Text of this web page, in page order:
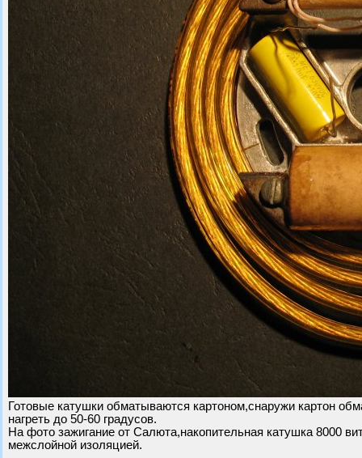
Готовые катушки обматываются картоном,снаружи картон
нагреть до 50-60 градусов.
На фото зажигание от Салюта,накопительная катушка 8000
межслойной изоляцией.